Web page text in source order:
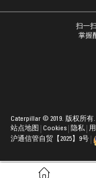
扫一
掌握
站点地图 Cookies 隐私
Caterpillar © 2019. 版权所有.
沪通信管自贸【2025】9号